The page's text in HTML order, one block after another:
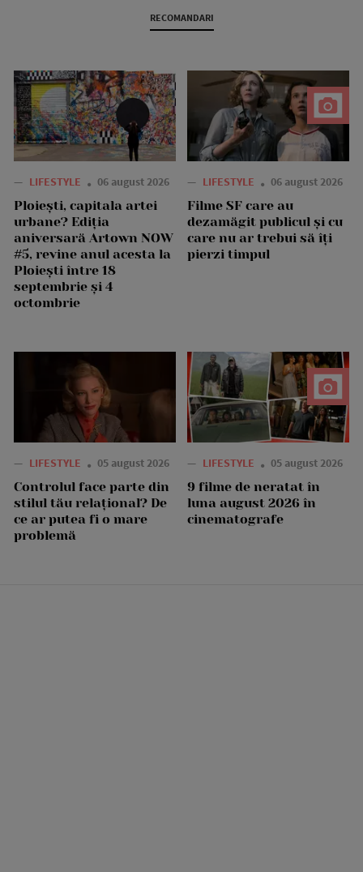
RECOMANDARI
— LIFESTYLE 06 august 2026
Ploiești, capitala artei
urbane? Ediția
aniversară Artown NOW
#5, revine anul acesta la
Ploiești între 18
septembrie și 4
octombrie
— LIFESTYLE 06 august 2026
Filme SF care au
dezamăgit publicul și cu
care nu ar trebui să îți
pierzi timpul
— LIFESTYLE 05 august 2026
Controlul face parte din
stilul tău relațional? De
ce ar putea fi o mare
problemă
— LIFESTYLE 05 august 2026
9 filme de neratat în
luna august 2026 în
cinematografe